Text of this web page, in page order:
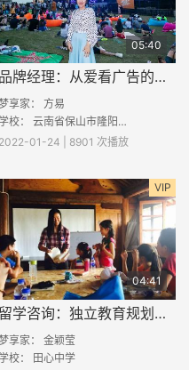
05:40
品牌经理：从爱看广告的女孩到品牌经理
享家： 方易
校： 云南省保山市隆阳区杨柳民族中学
2022-01-24 | 8901 次播放
VIP
04:41
留学咨询：独立教育规划咨询师的苦与酷
享家： 金颖莹
校： 田心中学